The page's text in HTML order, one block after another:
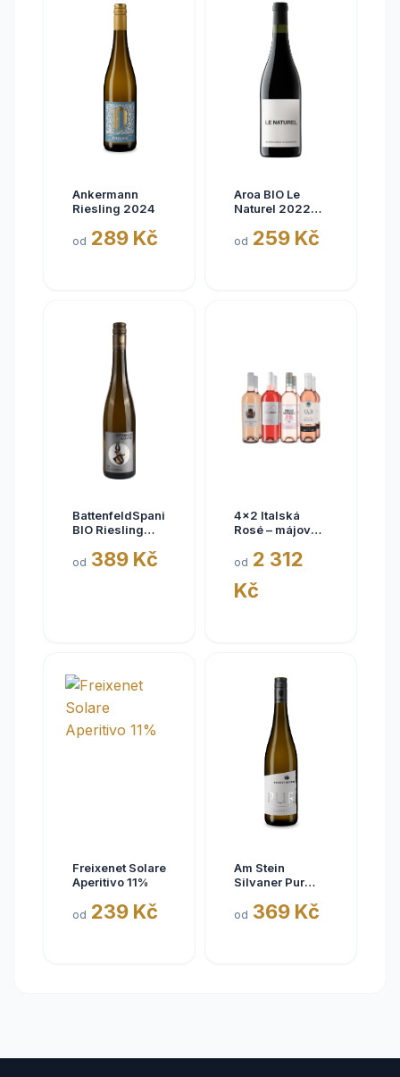
Ankermann
Riesling 2024
od 289 Kč
Aroa BIO Le
Naturel 2022
Navarra, bez
od 259 Kč
BattenfeldSpanier
BIO Riesling
2025,
od 389 Kč
4x2 Italská
Rosé – májové
od 2 312
Kč
Freixenet Solare
Aperitivo 11%
od 239 Kč
Am Stein
Silvaner Pur
od 369 Kč